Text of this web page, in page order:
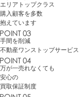
エリアトップクラス
購入顧客を多数
抱えています
手間を削減
不動産ワンストップサービス
万が一売れなくても
安心の
買取保証制度